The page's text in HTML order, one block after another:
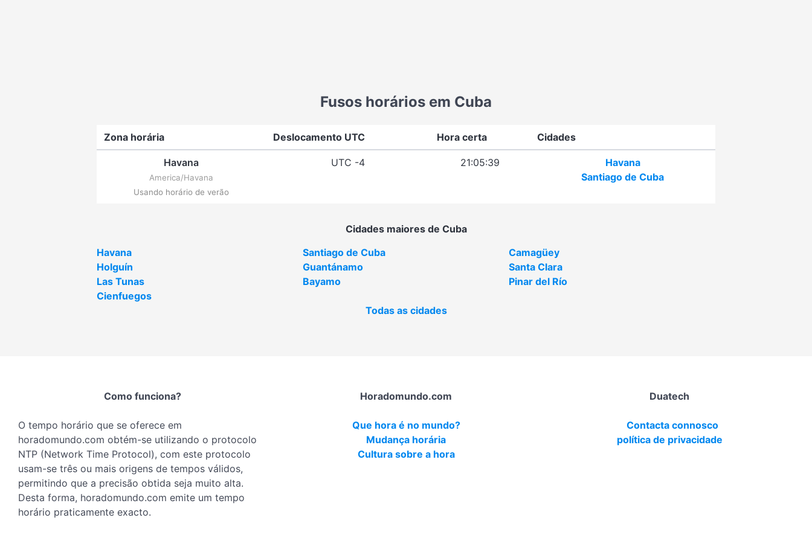
Fusos horários em Cuba
Zona horária Deslocamento UTC Hora certa Cidades
Havana
America/Havana
Usando horário de verão
UTC -4 21:05:39
Havana
Santiago de Cuba
Cidades maiores de Cuba
Havana
Santiago de Cuba
Camagüey
Holguín
Guantánamo
Santa Clara
Las Tunas
Bayamo
Pinar del Río
Cienfuegos
Todas as cidades
Como funciona?
O tempo horário que se oferece em
horadomundo.com obtém-se utilizando o protocolo
NTP (Network Time Protocol), com este protocolo
usam-se três ou mais origens de tempos válidos,
permitindo que a precisão obtida seja muito alta.
Desta forma, horadomundo.com emite um tempo
horário praticamente exacto.
Horadomundo.com
Que hora é no mundo?
Mudança horária
Cultura sobre a hora
Duatech
Contacta connosco
política de privacidade